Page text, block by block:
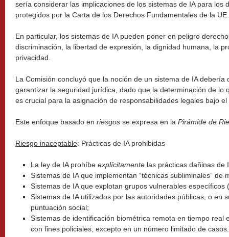
sería considerar las implicaciones de los sistemas de IA para los
protegidos por la Carta de los Derechos Fundamentales de la UE.
En particular, los sistemas de IA pueden poner en peligro
discriminación, la libertad de expresión, la dignidad humana, la
privacidad.
La Comisión concluyó que la noción de un sistema de IA
garantizar la seguridad jurídica, dado que la determinación de lo
es crucial para la asignación de responsabilidades legales bajo
Este enfoque basado en riesgos se expresa en la Pirámide de
Riesgo inaceptable: Prácticas de IA prohibidas
La ley de IA prohíbe explícitamente las prácticas dañinas de
Sistemas de IA que implementan “técnicas subliminales” de
Sistemas de IA que explotan grupos vulnerables
Sistemas de IA utilizados por las autoridades públicas, o en
puntuación social;
Sistemas de identificación biométrica remota en tiempo real
con fines policiales, excepto en un número limitado de casos.